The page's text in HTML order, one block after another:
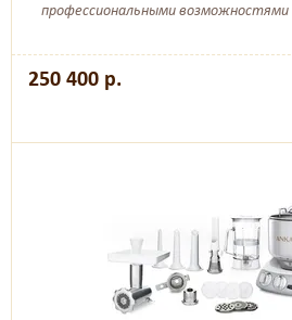
профессиональными возможностями
250 400 р.